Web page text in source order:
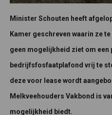
Minister Schouten heeft
Kamer geschreven waarin ze
geen mogelijkheid ziet om een
bedrijfsfosfaatplafond vrij te
deze voor lease wordt
Melkveehouders Vakbond is
mogelijkheid biedt.